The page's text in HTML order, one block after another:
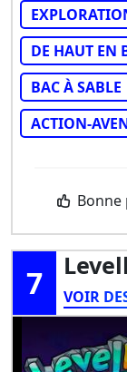
DE HAUT EN
BAC À SABLE
ACTION-
7
VOIR